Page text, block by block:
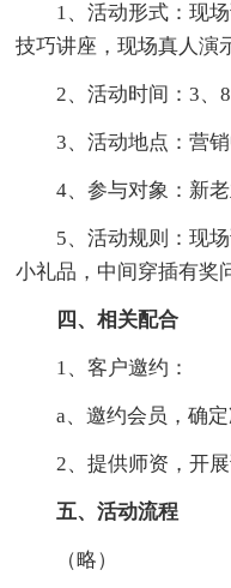
1、活动形式：现
技巧讲座，现场真人演
2、活动时间：3、
3、活动地点：营
4、参与对象：新
5、活动规则：现
小礼品，中间穿插有奖
四、相关配合
1、客户邀约：
a、邀约会员，确
2、提供师资，开
五、活动流程
（略）